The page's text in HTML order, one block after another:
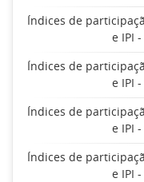
Índices de
e IPI
Índices de
e IPI
Índices de
e IPI
Índices de
e IPI